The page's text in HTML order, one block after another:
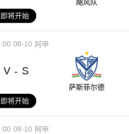
飓风队
即将开始
08-10 阿甲
V - S
萨斯菲尔德
即将开始
08-10 阿甲